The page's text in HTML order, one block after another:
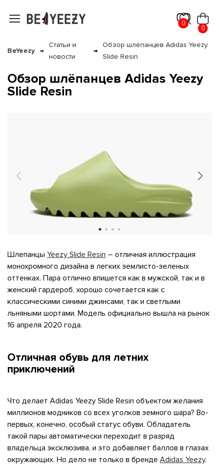
0
0
BeYeezy
Статьи и
новости
Обзор шлёпанцев Adidas Yeezy
Slide Resin
Обзор шлёпанцев Adidas Yeezy
Slide Resin
Шлепанцы Yeezy Slide Resin – отличная иллюстрация
монохромного дизайна в легких землисто-зеленых
оттенках. Пара отлично впишется как в мужской, так и в
женский гардероб, хорошо сочетается как с
классическими синими джинсами, так и светлыми
льняными шортами. Модель официально вышла на рынок
16 апреля 2020 года.
Отличная обувь для летних
приключений
Что делает Adidas Yeezy Slide Resin объектом желания
миллионов модников со всех уголков земного шара? Во-
первых, конечно, особый статус обуви. Обладатель
такой пары автоматически переходит в разряд
владельца эксклюзива, и это добавляет баллов в глазах
окружающих. Но дело не только в бренде Adidas Yeezy.
с нами
и в
наш